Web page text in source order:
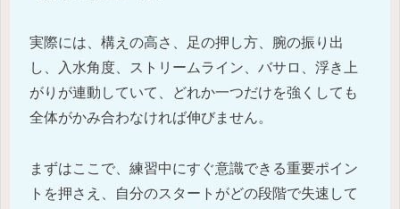
実際には、構えの高さ、足の押し方、腕の振り出
し、入水角度、ストリームライン、バサロ、浮き上
がりが連動していて、どれか一つだけを強くしても
全体がかみ合わなければ伸びません。
まずはここで、練習中にすぐ意識できる重要ポイン
トを押さえ、自分のスタートがどの段階で失速して